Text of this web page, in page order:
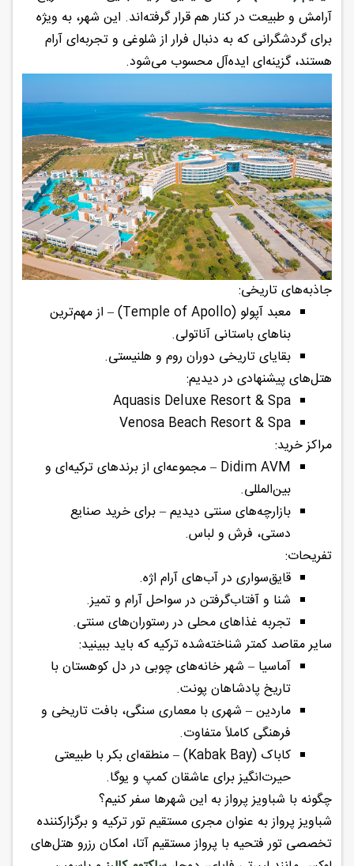
آرامش و طبیعت در کنار هم قرار گرفته‌اند. این شهر، به ویژه
برای گردشگرانی که به دنبال فرار از شلوغی و تجربه‌ای آرام
هستند، گزینه‌ای ایده‌آل محسوب می‌شود.
جاذبه‌های تاریخی:
معبد آپولو (Temple of Apollo) – از مهم‌ترین
بناهای باستانی آناتولی.
بقایای تاریخی دوران روم و هلنیستی.
هتل‌های پیشنهادی در دیدیم:
Aquasis Deluxe Resort & Spa
Venosa Beach Resort & Spa
مراکز خرید:
Didim AVM – مجموعه‌ای از برندهای ترکیه‌ای و
بین‌المللی.
بازارچه‌های سنتی دیدیم – برای خرید صنایع
دستی، فرش و لباس.
تفریحات:
قایق‌سواری در آب‌های آرام اژه.
شنا و آفتاب‌گرفتن در سواحل آرام و تمیز.
تجربه غذاهای محلی در رستوران‌های سنتی.
سایر مقاصد کمتر شناخته‌شده ترکیه که باید ببینید:
آماسیا – شهر خانه‌های چوبی در دل کوهستان با
تاریخ پادشاهان پونت.
ماردین – شهری با معماری سنگی، بافت تاریخی و
فرهنگی کاملاً متفاوت.
کاباک (Kabak Bay) – منطقه‌ای بکر با طبیعتی
حیرت‌انگیز برای عاشقان کمپ و یوگا.
چگونه با شباویز پرواز به این شهرها سفر کنیم؟
شباویز پرواز به عنوان مجری مستقیم تور ترکیه و برگزارکننده
تخصصی تور فتحیه با پرواز مستقیم آتا، امکان رزرو هتل‌های